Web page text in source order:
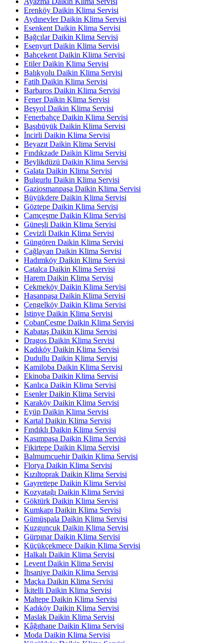
Erenköy Daikin Klima Servisi
Aydınevler Daikin Klima Servisi
Esenkent Daikin Klima Servisi
Bağcılar Daikin Klima Servisi
Esenyurt Daikin Klima Servisi
Bahçekent Daikin Klima Servisi
Etiler Daikin Klima Servisi
Balıkyolu Daikin Klima Servisi
Fatih Daikin Klima Servisi
Barbaros Daikin Klima Servisi
Fener Daikin Klima Servisi
Beşyol Daikin Klima Servisi
Fenerbahçe Daikin Klima Servisi
Başıbüyük Daikin Klima Servisi
İncirli Daikin Klima Servisi
Beyazıt Daikin Klima Servisi
Fındıkzade Daikin Klima Servisi
Beylikdüzü Daikin Klima Servisi
Galata Daikin Klima Servisi
Bulgurlu Daikin Klima Servisi
Gaziosmanpaşa Daikin Klima Servisi
Büyükdere Daikin Klima Servisi
Göztepe Daikin Klima Servisi
Camçeşme Daikin Klima Servisi
Güneşli Daikin Klima Servisi
Cevizli Daikin Klima Servisi
Güngören Daikin Klima Servisi
Çağlayan Daikin Klima Servisi
Hadımköy Daikin Klima Servisi
Çatalca Daikin Klima Servisi
Harem Daikin Klima Servisi
Çekmeköy Daikin Klima Servisi
Hasanpaşa Daikin Klima Servisi
Çengelköy Daikin Klima Servisi
İstinye Daikin Klima Servisi
ÇobanÇesme Daikin Klima Servisi
Kabataş Daikin Klima Servisi
Dragos Daikin Klima Servisi
Kadıköy Daikin Klima Servisi
Dudullu Daikin Klima Servisi
Kamiloba Daikin Klima Servisi
Ekinoba Daikin Klima Servisi
Kanlıca Daikin Klima Servisi
Esenler Daikin Klima Servisi
Karaköy Daikin Klima Servisi
Eyüp Daikin Klima Servisi
Kartal Daikin Klima Servisi
Fındıklı Daikin Klima Servisi
Kasımpaşa Daikin Klima Servisi
Fikirtepe Daikin Klima Servisi
Balmumcuehir Daikin Klima Servisi
Florya Daikin Klima Servisi
Kızıltoprak Daikin Klima Servisi
Gayrettepe Daikin Klima Servisi
Kozyatağı Daikin Klima Servisi
Göktürk Daikin Klima Servisi
Kumkapı Daikin Klima Servisi
Gümüşpala Daikin Klima Servisi
Kuzguncuk Daikin Klima Servisi
Gürpınar Daikin Klima Servisi
Küçükçekmece Daikin Klima Servisi
Halkalı Daikin Klima Servisi
Levent Daikin Klima Servisi
İhsaniye Daikin Klima Servisi
Maçka Daikin Klima Servisi
İkitelli Daikin Klima Servisi
Maltepe Daikin Klima Servisi
Kadıköy Daikin Klima Servisi
Maslak Daikin Klima Servisi
Kâğıthane Daikin Klima Servisi
Moda Daikin Klima Servisi